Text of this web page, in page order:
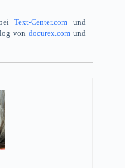
beiText-Center.com und
vondocurex.com und